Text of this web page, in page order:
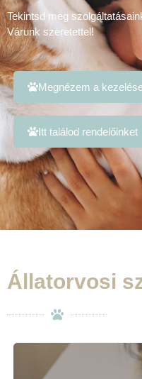
Tekintsd meg
Várunk szeretettel!
Megnézem a
Itt találod rendelőinket
Állatorvosi